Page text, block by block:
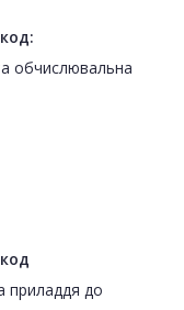
обчислювальна
приладдя до